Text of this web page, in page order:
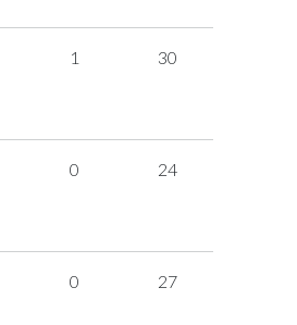
1 30
0 24
0 27